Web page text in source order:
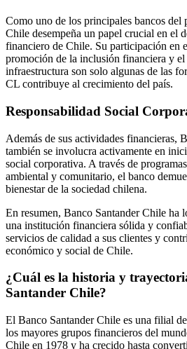
Como uno de los principales bancos del
Chile desempeña un papel crucial en el
financiero de Chile. Su participación en
promoción de la inclusión financiera y
infraestructura son solo algunas de las
CL contribuye al crecimiento del país.
Responsabilidad Social
Además de sus actividades financieras,
también se involucra activamente en
social corporativa. A través de
ambiental y comunitario, el banco
bienestar de la sociedad chilena.
En resumen, Banco Santander Chile ha
una institución financiera sólida y
servicios de calidad a sus clientes y
económico y social de Chile.
¿Cuál es la historia y
Santander Chile?
El Banco Santander Chile es una filial
los mayores grupos financieros del
Chile en 1978 y ha crecido hasta